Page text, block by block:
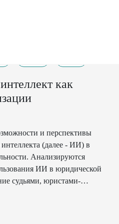
как
и перспективы
(далее - ИИ) в
Анализируются
ИИ в юридической
судьями, юристами-